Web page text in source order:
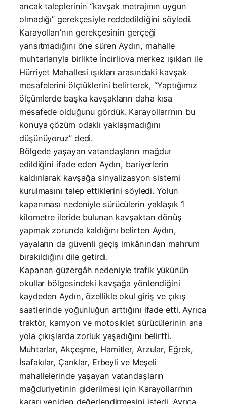
ancak taleplerinin “kavşak metrajının uygun
olmadığı” gerekçesiyle reddedildiğini söyledi.
Karayolları’nın gerekçesinin gerçeği
yansıtmadığını öne süren Aydın, mahalle
muhtarlarıyla birlikte İncirliova merkez ışıkları ile
Hürriyet Mahallesi ışıkları arasındaki kavşak
mesafelerini ölçtüklerini belirterek, “Yaptığımız
ölçümlerde başka kavşakların daha kısa
mesafede olduğunu gördük. Karayolları’nın bu
konuya çözüm odaklı yaklaşmadığını
düşünüyoruz” dedi.
Bölgede yaşayan vatandaşların mağdur
edildiğini ifade eden Aydın, bariyerlerin
kaldırılarak kavşağa sinyalizasyon sistemi
kurulmasını talep ettiklerini söyledi. Yolun
kapanması nedeniyle sürücülerin yaklaşık 1
kilometre ileride bulunan kavşaktan dönüş
yapmak zorunda kaldığını belirten Aydın,
yayaların da güvenli geçiş imkânından mahrum
bırakıldığını dile getirdi.
Kapanan güzergâh nedeniyle trafik yükünün
okullar bölgesindeki kavşağa yönlendiğini
kaydeden Aydın, özellikle okul giriş ve çıkış
saatlerinde yoğunluğun arttığını ifade etti. Ayrıca
traktör, kamyon ve motosiklet sürücülerinin ana
yola çıkışlarda zorluk yaşadığını belirtti.
Muhtarlar, Akçeşme, Hamitler, Arzular, Eğrek,
İsafakılar, Çarıklar, Erbeyli ve Meşeli
mahallelerinde yaşayan vatandaşların
mağduriyetinin giderilmesi için Karayolları’nın
kararı yeniden değerlendirmesini istedi. Ayrıca